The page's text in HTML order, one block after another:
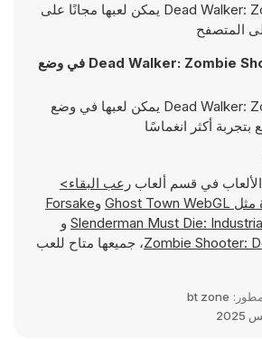
نعم، Dead Walker: Zombie Shooter يمكن لعبها مجانًا على
هل يمكن لعب Dead Walker: Zombie Shooter في وضع
نعم، Dead Walker: Zombie Shooter يمكن لعبها في وضع
بتجربة أكثر انغماسًا
في قسم ألعاب رعب البقاء>
مثل Ghost Town WebGL وForsake
Slenderman Must Die: و
Zombie Shooter:، جميعها متاح للعب
bt zone